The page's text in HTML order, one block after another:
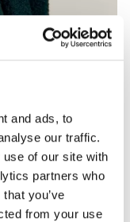
and ads, to
our traffic.
of our site with
partners who
you’ve
from your use